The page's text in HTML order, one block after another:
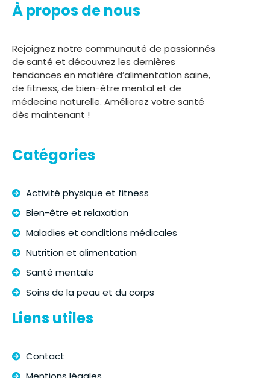
À propos de nous
Rejoignez notre communauté de passionnés
de santé et découvrez les dernières
tendances en matière d’alimentation saine,
de fitness, de bien-être mental et de
médecine naturelle. Améliorez votre santé
dès maintenant !
Catégories
Activité physique et fitness
Bien-être et relaxation
Maladies et conditions médicales
Nutrition et alimentation
Santé mentale
Soins de la peau et du corps
Liens utiles
Contact